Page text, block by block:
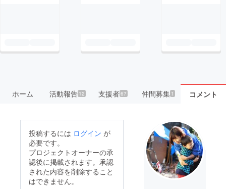
ホーム 活動報告12 支援者67 仲間募集 1 コメント
投稿するには ログイン が
必要です。
プロジェクトオーナーの承
認後に掲載されます。承認
された内容を削除すること
はできません。